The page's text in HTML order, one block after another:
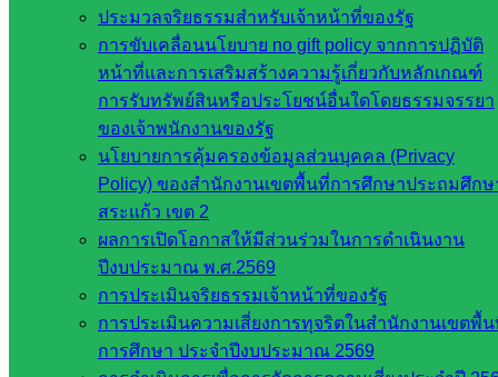
ประมวลจริยธรรมสำหรับเจ้าหน้าที่ของรัฐ
การขับเคลื่อนนโยบาย no gift policy จากการปฏิบัติ
หน้าที่และการเสริมสร้างความรู้เกี่ยวกับหลักเกณฑ์
การรับทรัพย์สินหรือประโยชน์อื่นใดโดยธรรมจรรยา
ของเจ้าพนักงานของรัฐ
นโยบายการคุ้มครองข้อมูลส่วนบุคคล (Privacy
Policy) ของสำนักงานเขตพื้นที่การศึกษาประถมศึกษ
สระแก้ว เขต 2
ผลการเปิดโอกาสให้มีส่วนร่วมในการดำเนินงาน
ปีงบประมาณ พ.ศ.2569
การประเมินจริยธรรมเจ้าหน้าที่ของรัฐ
การประเมินความเสี่ยงการทุจริตในสำนักงานเขตพื้
การศึกษา ประจำปีงบประมาณ 2569
หน่วยงาน
ที่เกี่ยวข้อง
กระทรวง
ศึกษาธิการ
อุดมศึกษา